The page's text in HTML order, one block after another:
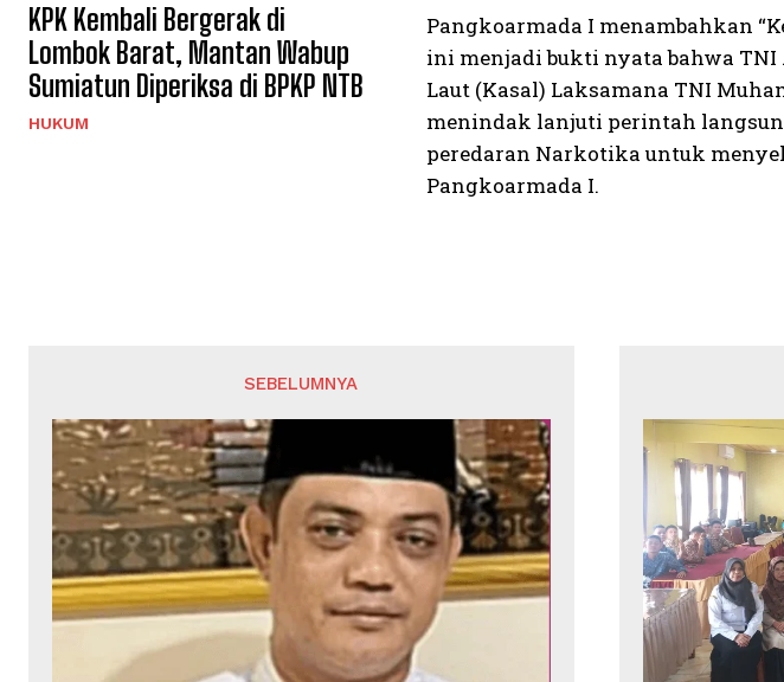
KPK Kembali Bergerak di
Lombok Barat, Mantan Wabup
Sumiatun Diperiksa di BPKP NTB
HUKUM
Pangkoarmada I menambahkan
ini menjadi bukti nyata bahwa
Laut (Kasal) Laksamana TNI
menindak lanjuti perintah
peredaran Narkotika untuk
Pangkoarmada I.
SEBELUMNYA